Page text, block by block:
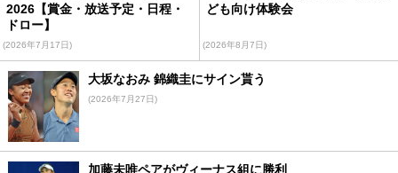
2026【賞金・放送予定・日程・
ドロー】
(2026年7月17日)
ども向け体験会
(2026年8月7日)
大坂なおみ 錦織圭にサイン貰う
(2026年7月27日)
加藤未唯ペアがヴィーナス組に勝利